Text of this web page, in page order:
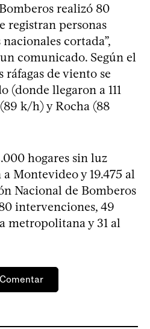
realizó 80
registran personas
cortada”,
comunicado. Según el
de viento se
(donde llegaron a 111
k/h) y Rocha (88
hogares sin luz
Montevideo y 19.475 al
Nacional de Bomberos
intervenciones, 49
metropolitana y 31 al
Comentar